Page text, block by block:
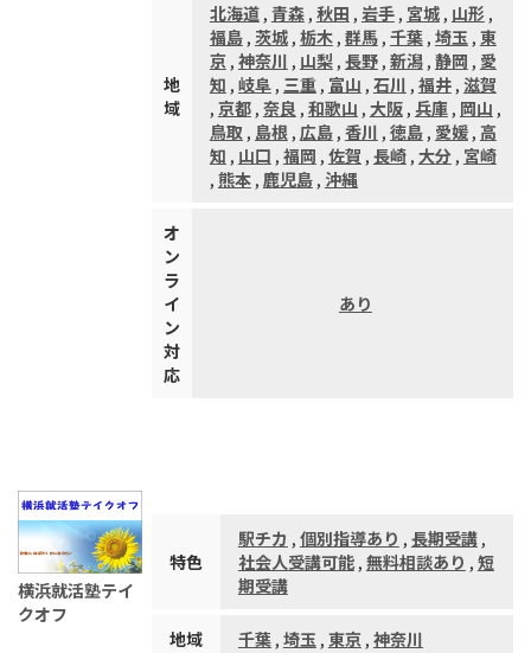
地
域
北海道, 青森, 秋田 , 岩手, 宮城, 山形 ,
福島, 茨城, 栃木, 群馬, 千葉, 埼玉, 東
京, 神奈川 , 山梨, 長野, 新潟, 静岡 , 愛
知 , 岐阜, 三重, 富山 , 石川 , 福井, 滋賀
, 京都, 奈良 , 和歌山 , 大阪, 兵庫, 岡山 ,
鳥取, 島根, 広島, 香川 , 徳島, 愛媛, 高
知 , 山口 , 福岡 , 佐賀 , 長崎, 大分, 宮崎
, 熊本, 鹿児島, 沖縄
オ
ン
ラ
イ
ン
対
応
あり
横浜就活塾テイ
クオフ
特色
駅チカ , 個別指導あり , 長期受講,
社会人受講可能, 無料相談あり , 短
期受講
地域 千葉, 埼玉, 東京, 神奈川